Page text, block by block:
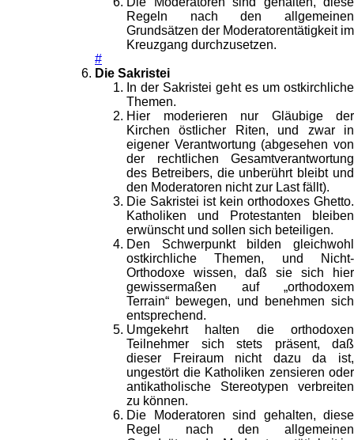
Regeln nach den allgemeinen
Grundsätzen der Moderatorentätigkeit im
Kreuzgang durchzusetzen.
#
Die Sakristei
In der Sakristei geht es um ostkirchliche
Themen.
Hier moderieren nur Gläubige der
Kirchen östlicher Riten, und zwar in
eigener Verantwortung (abgesehen von
der rechtlichen Gesamtverantwortung
des Betreibers, die unberührt bleibt und
den Moderatoren nicht zur Last fällt).
Die Sakristei ist kein orthodoxes Ghetto.
Katholiken und Protestanten bleiben
erwünscht und sollen sich beteiligen.
Den Schwerpunkt bilden gleichwohl
ostkirchliche Themen, und Nicht-
Orthodoxe wissen, daß sie sich hier
gewissermaßen auf „orthodoxem
Terrain“ bewegen, und benehmen sich
entsprechend.
Umgekehrt halten die orthodoxen
Teilnehmer sich stets präsent, daß
dieser Freiraum nicht dazu da ist,
ungestört die Katholiken zensieren oder
antikatholische Stereotypen verbreiten
zu können.
Die Moderatoren sind gehalten, diese
Regel nach den allgemeinen